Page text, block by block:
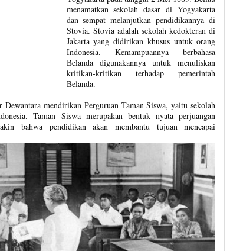
menamatkan sekolah dasar di Yogyakarta
dan sempat melanjutkan pendidikannya di
Stovia. Stovia adalah sekolah kedokteran di
Jakarta yang didirikan khusus untuk orang
Indonesia. Kemampuannya berbahasa
Belanda digunakannya untuk menuliskan
kritikan-kritikan terhadap pemerintah
Belanda.
mendirikan Perguruan Taman Siswa, yaitu sekolah
Taman Siswa merupakan bentuk nyata perjuangan
bahwa pendidikan akan membantu tujuan mencapai